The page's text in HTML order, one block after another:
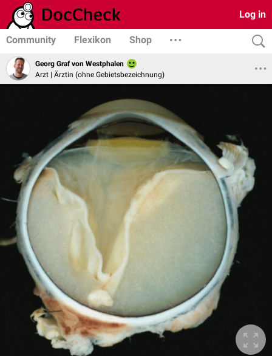
Log in
Community Flexikon Shop
Georg Graf von Westphalen
Arzt | Ärztin (ohne Gebietsbezeichnung)